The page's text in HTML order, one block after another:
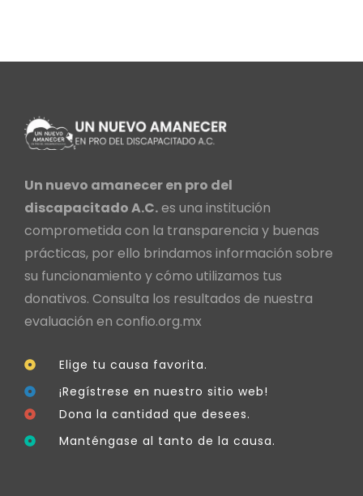
Un nuevo amanecer en pro del
discapacitado A.C.es una institución
comprometida con la transparencia y buenas
prácticas, por ello brindamos información sobre
su funcionamiento y cómo utilizamos tus
donativos. Consulta los resultados de nuestra
evaluación en confio.org.mx
Elige tu causa favorita.
¡Regístrese en nuestro sitio web!
Dona la cantidad que desees.
Manténgase al tanto de la causa.